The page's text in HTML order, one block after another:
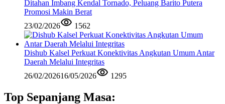
Ditahan Imbang Kendal Tornado, Peluang Barito Putera
Promosi Makin Berat
23/02/2026
1562
Dishub Kalsel Perkuat Konektivitas Angkutan Umum Antar
Daerah Melalui Integritas
26/02/202616/05/2026 1295
Top Sepanjang Masa: